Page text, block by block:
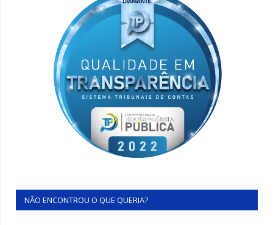
NÃO ENCONTROU O QUE QUERIA?